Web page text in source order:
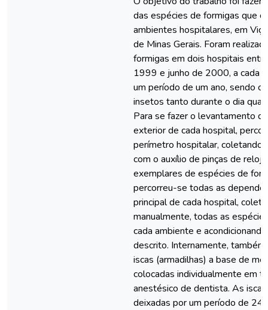
das espécies de formigas que
ambientes hospitalares, em
de Minas Gerais. Foram
formigas em dois hospitais
1999 e junho de 2000, a cada
um período de um ano, sendo
insetos tanto durante o dia
Para se fazer o levantamento
exterior de cada hospital,
perímetro hospitalar,
com o auxílio de pinças de
exemplares de espécies de
percorreu-se todas as
principal de cada hospital,
manualmente, todas as
cada ambiente e
descrito. Internamente,
iscas (armadilhas) a base de
colocadas individualmente em
anestésico de dentista. As
deixadas por um período de